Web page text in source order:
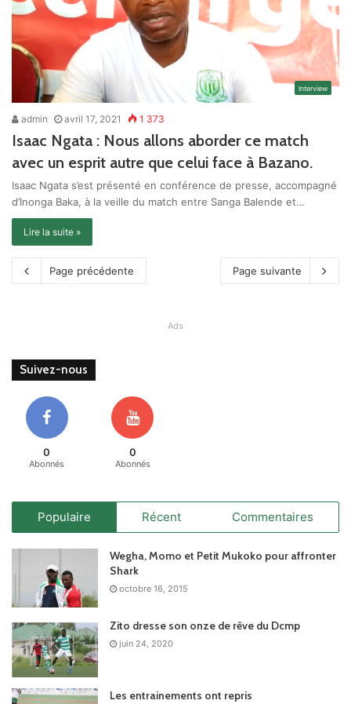
Interview
admin avril 17, 2021 1 373
Isaac Ngata : Nous allons aborder ce match
avec un esprit autre que celui face à Bazano.
Isaac Ngata s’est présenté en conférence de presse, accompagné
d’Inonga Baka, à la veille du match entre Sanga Balende et…
Lire la suite »
Page précédente Page suivante
Ads
Suivez-nous
0
Abonnés
0
Abonnés
Populaire Récent Commentaires
Wegha, Momo et Petit Mukoko pour affronter
Shark
octobre 16, 2015
Zito dresse son onze de rêve du Dcmp
juin 24, 2020
Les entrainements ont repris